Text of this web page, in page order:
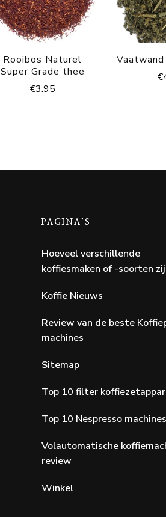
Rooibos Naturel
Super Grade thee
€3.95
€
PAGINA’S
Hoeveel verschillende
koffiesmaken of -soorten
Koffie Nieuws
Review van de beste
machines
Sitemap
Top 10 filter
Top 10 Nespresso machines
Volautomatische
review
Winkel